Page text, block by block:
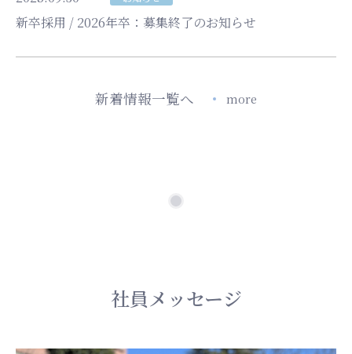
新卒採用 / 2026年卒：募集終了のお知らせ
新着情報一覧へ more
社員メッセージ